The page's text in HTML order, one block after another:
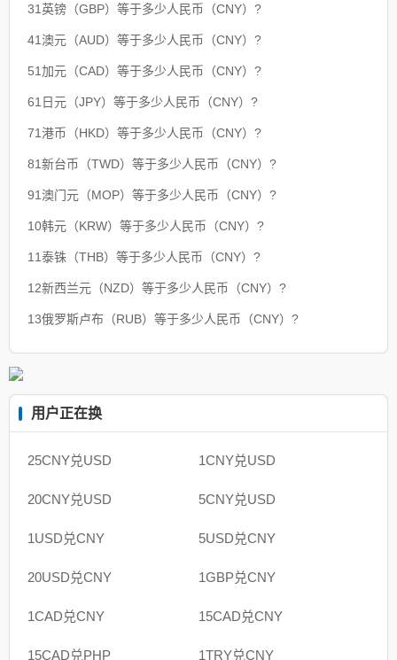
31英镑（GBP）等于多少人民币（CNY）?
41澳元（AUD）等于多少人民币（CNY）?
51加元（CAD）等于多少人民币（CNY）?
61日元（JPY）等于多少人民币（CNY）?
71港币（HKD）等于多少人民币（CNY）?
81新台币（TWD）等于多少人民币（CNY）?
91澳门元（MOP）等于多少人民币（CNY）?
10韩元（KRW）等于多少人民币（CNY）?
11泰铢（THB）等于多少人民币（CNY）?
12新西兰元（NZD）等于多少人民币（CNY）?
13俄罗斯卢布（RUB）等于多少人民币（CNY）?
用户正在换
25CNY兑USD 1CNY兑USD
20CNY兑USD 5CNY兑USD
1USD兑CNY 5USD兑CNY
20USD兑CNY 1GBP兑CNY
1CAD兑CNY 15CAD兑CNY
15CAD兑PHP 1TRY兑CNY